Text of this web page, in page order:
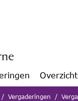
Vergaderingen